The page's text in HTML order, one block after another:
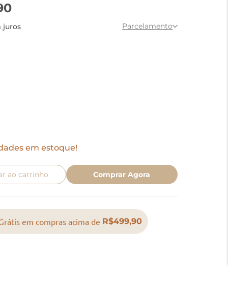
juros Parcelamento
em estoque!
ao carrinho Comprar Agora
em compras acima de R$499,90